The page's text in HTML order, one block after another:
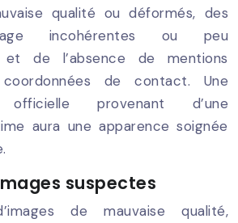
qualité ou déformés, des
incohérentes ou peu
et de l’absence de mentions
de contact. Une
officielle provenant d’une
aura une apparence soignée
suspectes
de mauvaise qualité,